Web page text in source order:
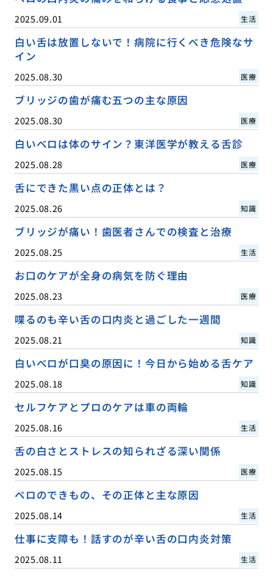
2025.09.01 生活
白い舌は放置しないで！病院に行くべき危険なサ
イン
2025.08.30 医療
ブリッジの歯が痛む五つの主な原因
2025.08.30 医療
白いベロは体のサイン？東洋医学が教える舌診
2025.08.28 医療
舌にできた黒い点の正体とは？
2025.08.26 知識
ブリッジが痛い！歯医者さんでの検査と治療
2025.08.25 生活
お口のケアが全身の病気を防ぐ理由
2025.08.23 医療
喋るのも辛い舌の口内炎と過ごした一週間
2025.08.21 知識
白いベロが口臭の原因に！今日から始める舌ケア
2025.08.18 知識
セルフケアとプロのケアは車の両輪
2025.08.16 生活
舌の白さとストレスの知られざる深い関係
2025.08.15 医療
ベロのできもの、その正体と主な原因
2025.08.14 生活
仕事に支障も！話すのが辛い舌の口内炎対策
2025.08.11 生活